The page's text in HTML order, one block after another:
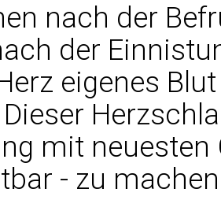
nach der
der
eigenes
mit
- zu